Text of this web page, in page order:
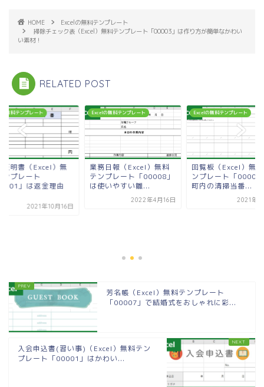
HOME
Excelの無料テンプレート
掃除チェック表（Excel）無料テンプレート「00003」は作り方が簡単なかわい
い素材！
RELATED POST
無料テンプレート
証明書（Excel）無
ンプレート
」は返金理由
2021年10月16日
Excelの無料テンプレート
業務日報（Excel）無料
テンプレート「00008」
は使いやすい雛...
2022年4月16日
Excelの無料テンプレート
回覧板（Excel）無
ンプレート「00002
町内の清掃当番...
2021年6
芳名帳（Excel）無料テンプレート
「00007」で結婚式をおしゃれに彩...
入会申込書(習い事)（Excel）無料テン
プレート「00001」はかわい...